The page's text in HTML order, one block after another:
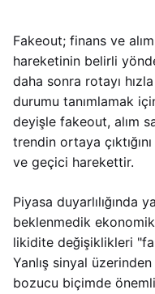
Fakeout; finans ve
hareketinin belirli
daha sonra rotayı
durumu tanımlamak
deyişle fakeout, alım
trendin ortaya
ve geçici harekettir.
Piyasa duyarlılığında
beklenmedik ekonomik
likidite değişiklikleri
Yanlış sinyal
bozucu biçimde